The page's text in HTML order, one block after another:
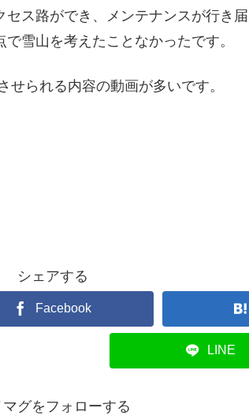
ス路ができ、メンテナンスが行き
雪山を考えたことなかったです。
られる内容の動画が多いです。
シェアする
Facebook
LINE
マグをフォローする